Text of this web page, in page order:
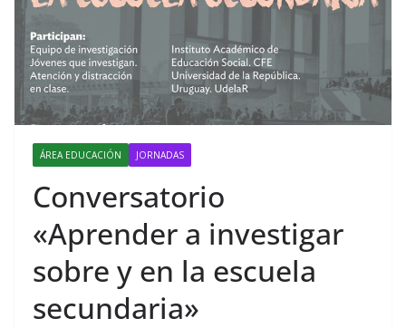
ÁREA EDUCACIÓN JORNADAS
Conversatorio
«Aprender a investigar
sobre y en la escuela
secundaria»